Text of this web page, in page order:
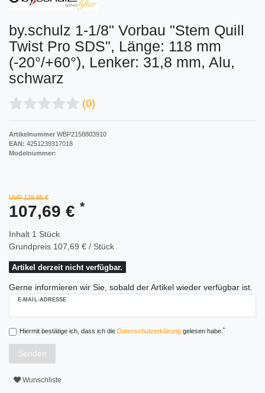
by.schulz 1-1/8" Vorbau "Stem Quill
Twist Pro SDS", Länge: 118 mm
(-20°/+60°), Lenker: 31,8 mm, Alu,
schwarz
(0)
Artikelnummer WBP2158803910
EAN: 4251239317018
Modelnummer:
UVP 129,95 €
107,69 € *
Inhalt 1 Stück
Grundpreis 107,69 € / Stück
Artikel derzeit nicht verfügbar.
Gerne informieren wir Sie, sobald der Artikel wieder verfügbar ist.
E-MAIL-ADRESSE
Hiermit bestätige ich, dass ich die Daten­schutz­erklärunggelesen habe. *
Senden
Wunschliste